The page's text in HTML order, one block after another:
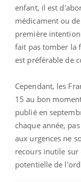
enfant, il est
médicament ou
première
fait pas tomber la
est préférable de
Cependant, les
15 au bon
publié en
chaque année,
aux urgences ne
recours inutile sur
potentielle de